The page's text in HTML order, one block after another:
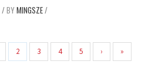
/ MINGSZE/
2 3 4 5 › »